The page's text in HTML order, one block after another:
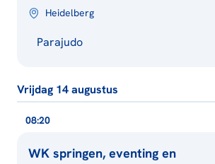
Heidelberg
Parajudo
Vrijdag 14 augustus
08:20
WK springen, eventing en